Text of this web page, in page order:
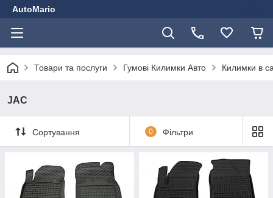
AutoMario
Товари та послуги Гумові Килимки Авто Килимки в
JAC
Сортування 0 Фільтри